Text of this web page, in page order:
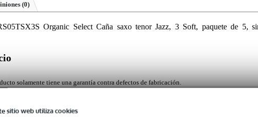
sitio web utiliza cookies
(0)
Organic Select Caña saxo tenor Jazz, 3 Soft, paquete de 5,
solamente tiene una garantía contra defectos de fabricación.
contra defectos de fabricación.